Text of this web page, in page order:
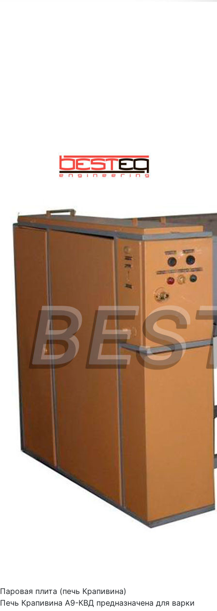
Паровая плита (печь Крапивина)
Печь Крапивина А9-КВД предназначена для варки